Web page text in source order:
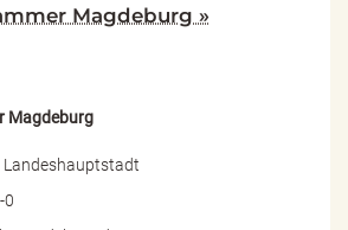
Magdeburg »
Magdeburg
0